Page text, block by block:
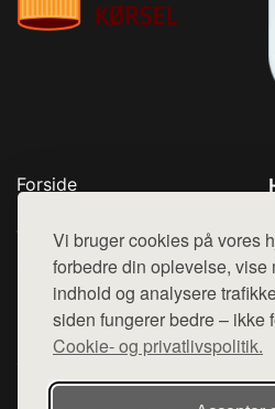
Vi bruger cookies på vores
forbedre din oplevelse, vise
indhold og analysere
siden fungerer bedre – ikke
Cookie- og privatlivspolitik.
Forside
Top Rabatter
Kontakt